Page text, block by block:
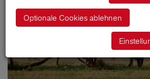
Optionale Cookies ablehnen